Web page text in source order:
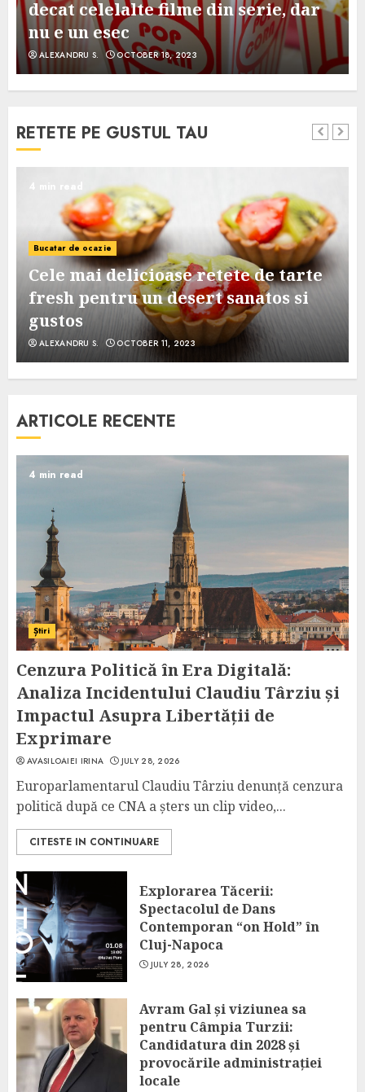
decat celelalte filme din serie, dar
nu e un esec
ALEXANDRU S. OCTOBER 18, 2023
RETETE PE GUSTUL TAU
4 min read
Bucatar de ocazie
Cele mai delicioase retete de tarte
fresh pentru un desert sanatos si
gustos
ALEXANDRU S. OCTOBER 11, 2023
ARTICOLE RECENTE
4 min read
Știri
Cenzura Politică în Era Digitală:
Analiza Incidentului Claudiu Târziu și
Impactul Asupra Libertății de
Exprimare
AVASILOAIEI IRINA JULY 28, 2026
Europarlamentarul Claudiu Târziu denunță cenzura
politică după ce CNA a șters un clip video,...
CITESTE IN CONTINUARE
Explorarea Tăcerii:
Spectacolul de Dans
Contemporan “on Hold” în
Cluj-Napoca
JULY 28, 2026
Avram Gal și viziunea sa
pentru Câmpia Turzii:
Candidatura din 2028 și
provocările administrației
locale